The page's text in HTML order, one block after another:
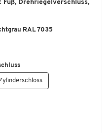
Drehriegelverschluss,
RAL 7035